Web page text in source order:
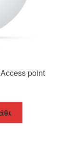
point